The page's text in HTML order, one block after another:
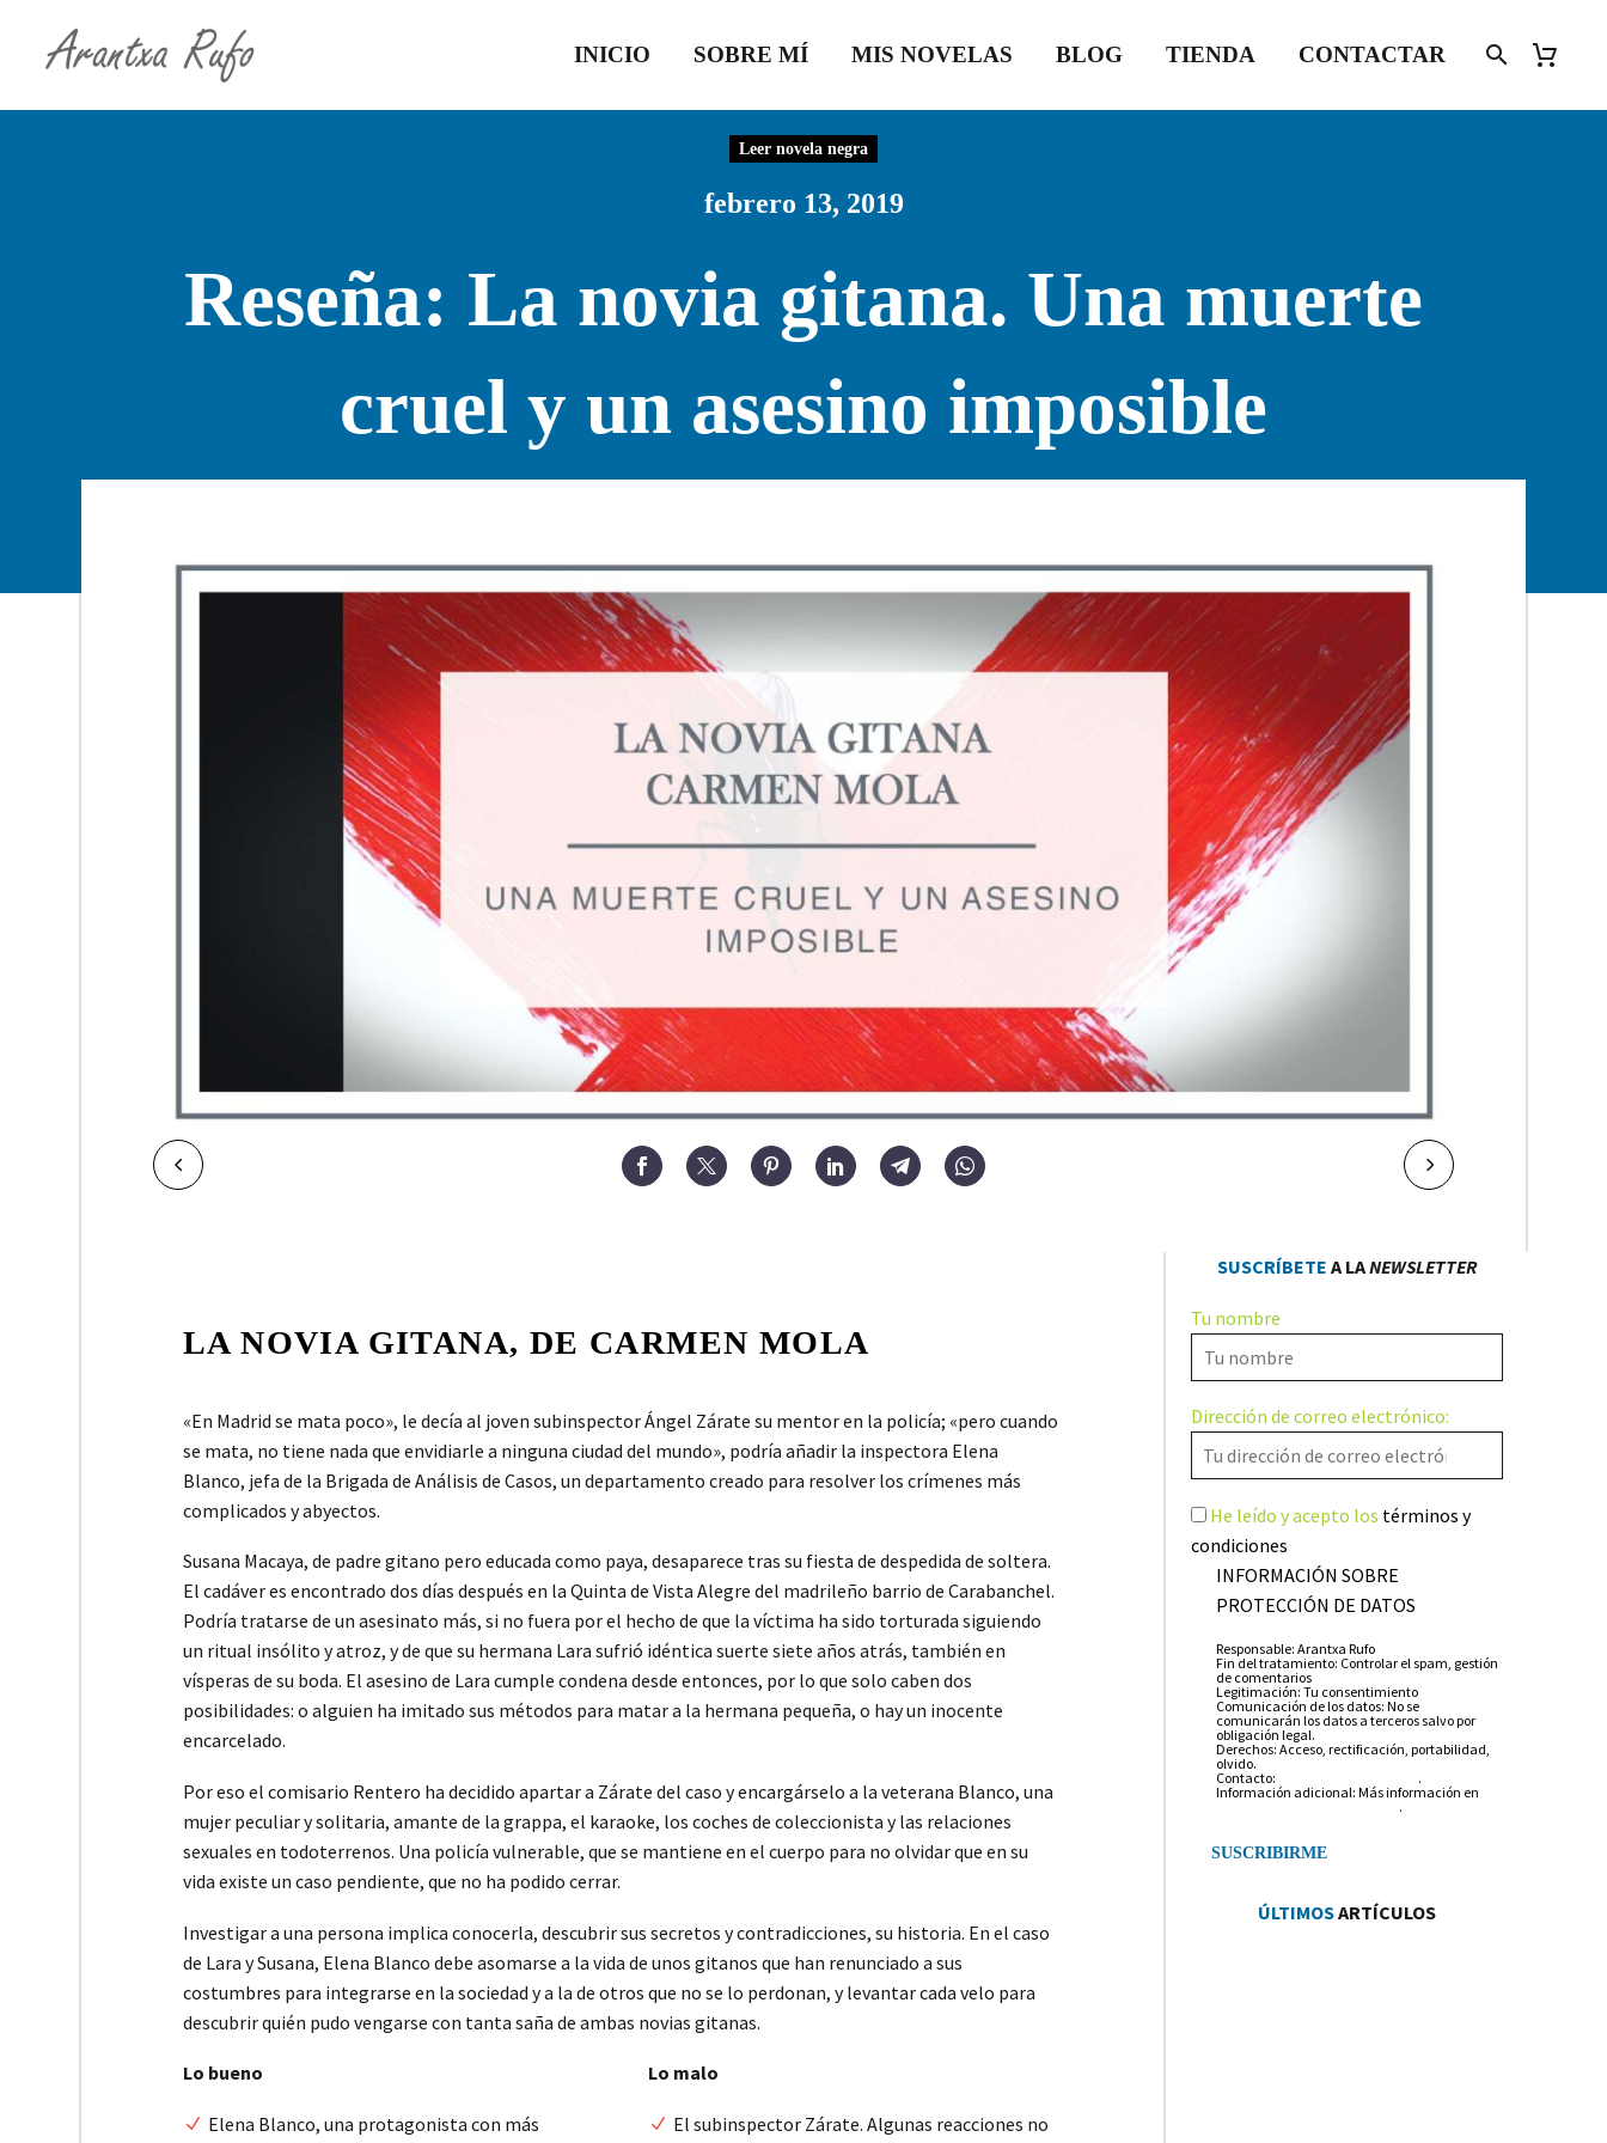
INICIO SOBRE MÍ MIS NOVELAS BLOG TIENDA CONTACTAR
Leer novela negra
febrero 13, 2019
Reseña: La novia gitana. Una muerte
cruel y un asesino imposible
NAVEGACIÓN
Ant.
NAVEGACIÓN
Sig.
LA NOVIA GITANA, DE CARMEN MOLA
«En Madrid se mata poco», le decía al joven subinspector Ángel Zárate su mentor en la policía; «pero cuando
se mata, no tiene nada que envidiarle a ninguna ciudad del mundo», podría añadir la inspectora Elena
Blanco, jefa de la Brigada de Análisis de Casos, un departamento creado para resolver los crímenes más
complicados y abyectos.
Susana Macaya, de padre gitano pero educada como paya, desaparece tras su fiesta de despedida de soltera.
El cadáver es encontrado dos días después en la Quinta de Vista Alegre del madrileño barrio de Carabanchel.
Podría tratarse de un asesinato más, si no fuera por el hecho de que la víctima ha sido torturada siguiendo
un ritual insólito y atroz, y de que su hermana Lara sufrió idéntica suerte siete años atrás, también en
vísperas de su boda. El asesino de Lara cumple condena desde entonces, por lo que solo caben dos
posibilidades: o alguien ha imitado sus métodos para matar a la hermana pequeña, o hay un inocente
encarcelado.
Por eso el comisario Rentero ha decidido apartar a Zárate del caso y encargárselo a la veterana Blanco, una
mujer peculiar y solitaria, amante de la grappa, el karaoke, los coches de coleccionista y las relaciones
sexuales en todoterrenos. Una policía vulnerable, que se mantiene en el cuerpo para no olvidar que en su
vida existe un caso pendiente, que no ha podido cerrar.
Investigar a una persona implica conocerla, descubrir sus secretos y contradicciones, su historia. En el caso
de Lara y Susana, Elena Blanco debe asomarse a la vida de unos gitanos que han renunciado a sus
costumbres para integrarse en la sociedad y a la de otros que no se lo perdonan, y levantar cada velo para
descubrir quién pudo vengarse con tanta saña de ambas novias gitanas.
Lo bueno
Elena Blanco, una protagonista con más
Lo malo
El subinspector Zárate. Algunas reacciones no
SUSCRÍBETE A LANEWSLETTER
Tu nombre
Dirección de correo electrónico:
He leído y acepto los términos y
condiciones
INFORMACIÓN SOBRE
PROTECCIÓN DE DATOS
Responsable: Arantxa Rufo
Fin del tratamiento: Controlar el spam, gestión
de comentarios
Legitimación: Tu consentimiento
Comunicación de los datos: No se
comunicarán los datos a terceros salvo por
obligación legal.
Derechos: Acceso, rectificación, portabilidad,
olvido.
Contacto:
.
Información adicional: Más información en
.
ÚLTIMOSARTÍCULOS